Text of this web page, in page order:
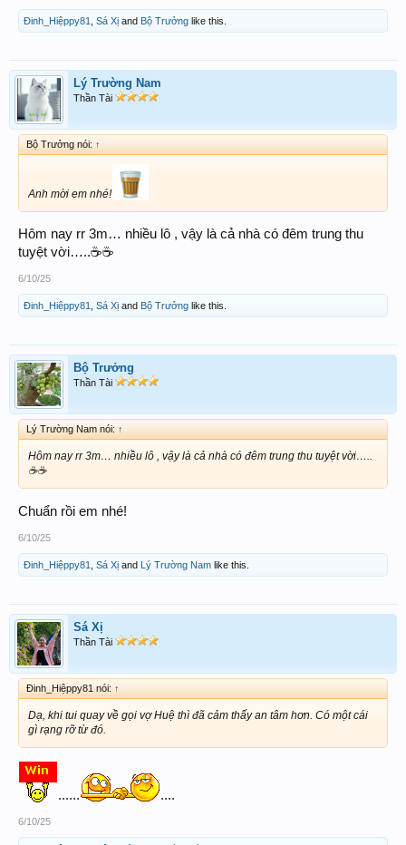
Đinh_Hiệppy81 Sá Xị and Bộ Trưởng like this.
Lý Trường Nam
Thần Tài
Bộ Trưởng nói: ↑
Anh mời em nhé!
Hôm nay rr 3m… nhiều lô , vậy là cả nhà có đêm trung thu
tuyệt vời…..☕️☕️
6/10/25
Đinh_Hiệppy81 Sá Xị and Bộ Trưởng like this.
Bộ Trưởng
Thần Tài
Lý Trường Nam nói: ↑
Hôm nay rr 3m… nhiều lô , vậy là cả nhà có đêm trung thu tuyệt vời…..
☕️☕️
Chuẩn rồi em nhé!
6/10/25
Đinh_Hiệppy81 Sá Xị and Lý Trường Nam like this.
Sá Xị
Thần Tài
Đinh_Hiệppy81 nói: ↑
Dạ, khi tui quay về gọi vợ Huệ thì đã cảm thấy an tâm hơn. Có một cái
gì rạng rỡ từ đó.
...... ....
6/10/25